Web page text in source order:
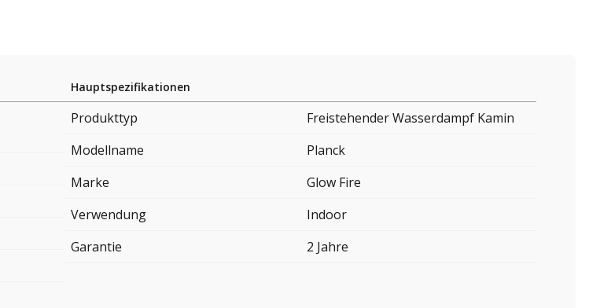
Hauptspezifikationen
Produkttyp
Freistehender Wasserdampf Kamin
Modellname
Planck
Marke
Glow Fire
Verwendung
Indoor
Garantie
2 Jahre